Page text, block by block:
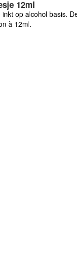
12ml
op alcohol basis.
à 12ml.